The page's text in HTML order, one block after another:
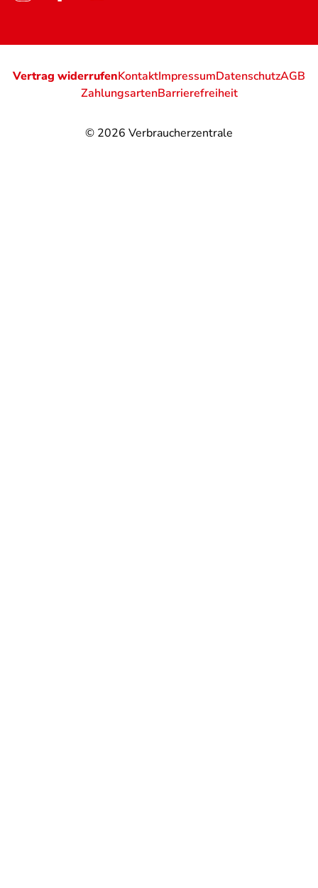
© 2026 Verbraucherzentrale
Vertrag widerrufenKontaktImpressumDatenschutzAGB
ZahlungsartenBarrierefreiheit